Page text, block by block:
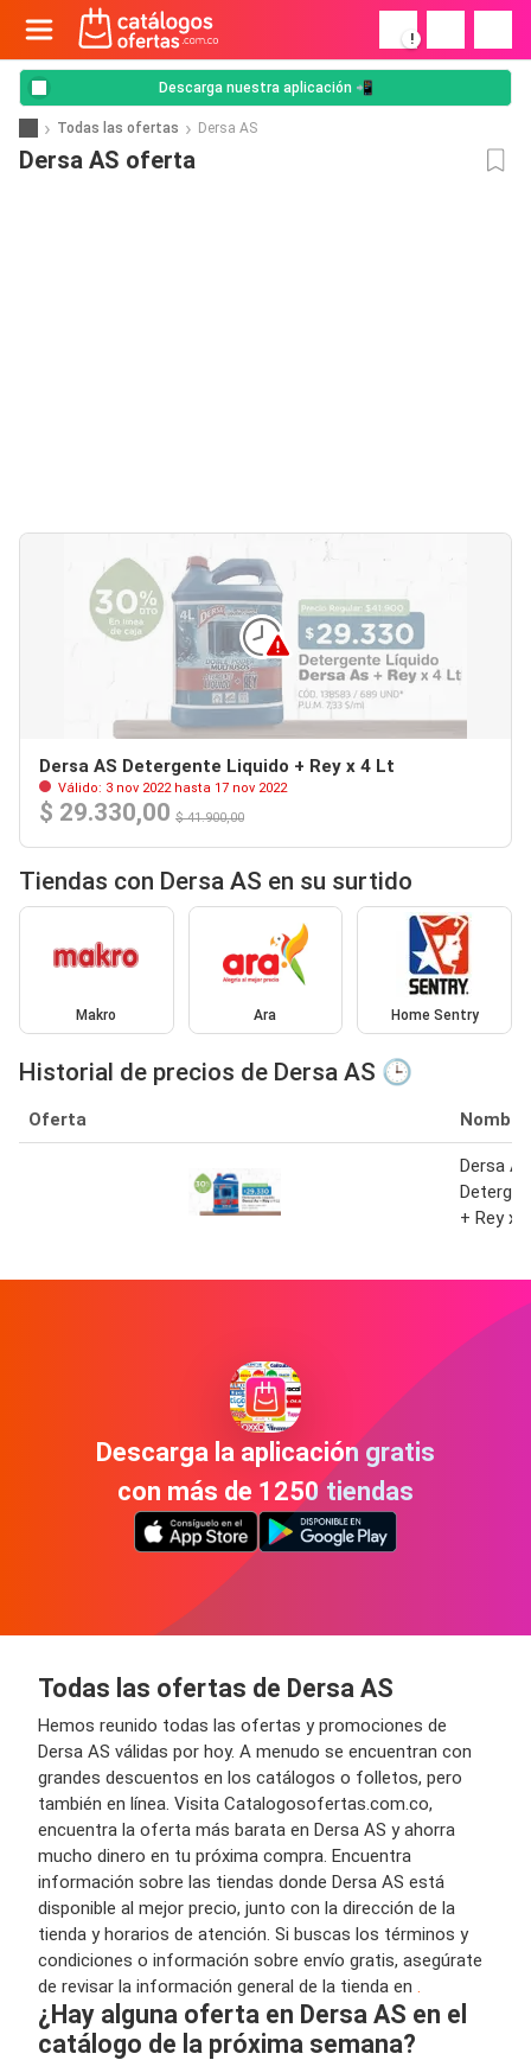
!
Descarga nuestra aplicación 📲
Todas las ofertas Dersa AS
Dersa AS oferta
Dersa AS Detergente Liquido + Rey x 4 Lt
Válido: 3 nov 2022 hasta 17 nov 2022
$ 29.330,00 $ 41.900,00
Tiendas con Dersa AS en su surtido
Makro Ara Home Sentry
Historial de precios de Dersa AS 🕒
Oferta Nombre
Dersa AS
+ Rey x
Descarga la aplicación gratis
con más de 1250 tiendas
Todas las ofertas de Dersa AS
Hemos reunido todas las ofertas y promociones de
Dersa AS válidas por hoy. A menudo se encuentran con
grandes descuentos en los catálogos o folletos, pero
también en línea. Visita Catalogosofertas.com.co,
encuentra la oferta más barata en Dersa AS y ahorra
mucho dinero en tu próxima compra. Encuentra
información sobre las tiendas donde Dersa AS está
disponible al mejor precio, junto con la dirección de la
tienda y horarios de atención. Si buscas los términos y
condiciones o información sobre envío gratis, asegúrate
de revisar la información general de la tienda en
¿Hay alguna oferta en Dersa AS en el
catálogo de la próxima semana?